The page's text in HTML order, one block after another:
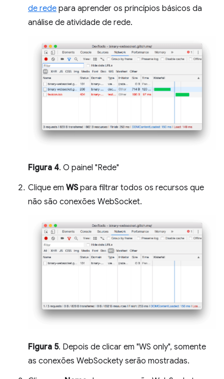
de rede para aprender os princípios básicos da
análise de atividade de rede.
Figura 4. O painel "Rede"
Clique em WSpara filtrar todos os recursos que
não são conexões WebSocket.
Figura 5. Depois de clicar em "WS only", somente
as conexões WebSockety serão mostradas.